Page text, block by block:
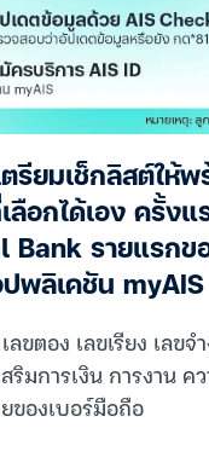
รียมเช็กลิสต์ให้พ
ลือกได้เอง ครั้งแ
Bank รายแรกข
พลิเคชัน myAIS
ลขตอง เลขเรียง เลขจ
ริมการเงิน การงาน ค
ของเบอร์มือถือ